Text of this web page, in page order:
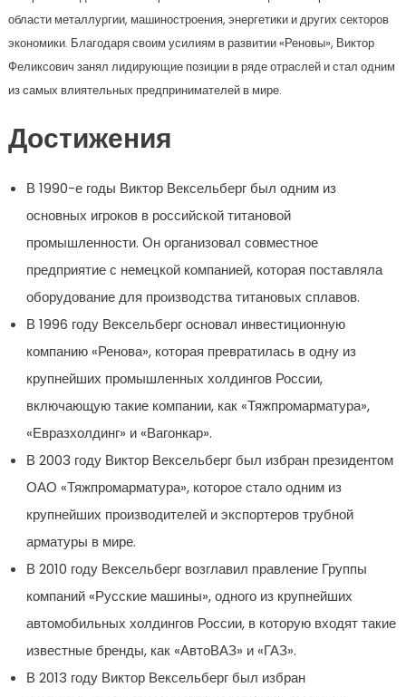
области металлургии, машиностроения, энергетики и других секторов
экономики. Благодаря своим усилиям в развитии «Реновы», Виктор
Феликсович занял лидирующие позиции в ряде отраслей и стал одним
из самых влиятельных предпринимателей в мире.
Достижения
В 1990-е годы Виктор Вексельберг был одним из
основных игроков в российской титановой
промышленности. Он организовал совместное
предприятие с немецкой компанией, которая поставляла
оборудование для производства титановых сплавов.
В 1996 году Вексельберг основал инвестиционную
компанию «Ренова», которая превратилась в одну из
крупнейших промышленных холдингов России,
включающую такие компании, как «Тяжпромарматура»,
«Евразхолдинг» и «Вагонкар».
В 2003 году Виктор Вексельберг был избран президентом
ОАО «Тяжпромарматура», которое стало одним из
крупнейших производителей и экспортеров трубной
арматуры в мире.
В 2010 году Вексельберг возглавил правление Группы
компаний «Русские машины», одного из крупнейших
автомобильных холдингов России, в которую входят такие
известные бренды, как «АвтоВАЗ» и «ГАЗ».
В 2013 году Виктор Вексельберг был избран